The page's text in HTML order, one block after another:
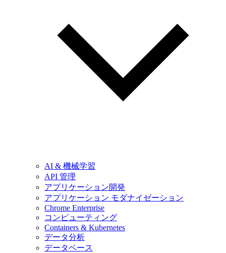
AI & 機械学習
API 管理
アプリケーション開発
アプリケーション モダナイゼーション
Chrome Enterprise
コンピューティング
Containers & Kubernetes
データ分析
データベース